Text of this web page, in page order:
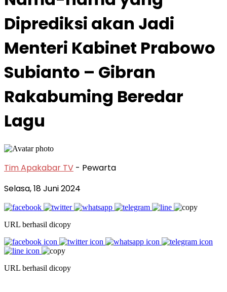
Diprediksi akan Jadi
Menteri Kabinet Prabowo
Subianto – Gibran
Rakabuming Beredar
Lagu
Tim Apakabar TV - Pewarta
Selasa, 18 Juni 2024
URL berhasil dicopy
URL berhasil dicopy